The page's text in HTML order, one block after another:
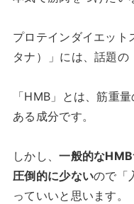
プロテインダイエット
タナ）
」には、話題の
「HMB」とは、筋重
ある成分です。
しかし、一般的な
圧倒的に少ないので「
っていいと思います。